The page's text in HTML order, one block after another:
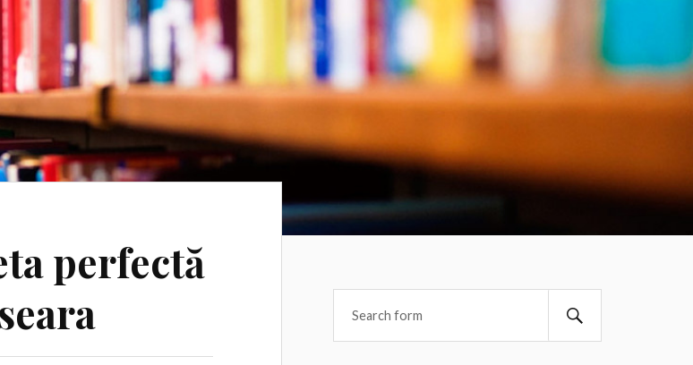
perfectă